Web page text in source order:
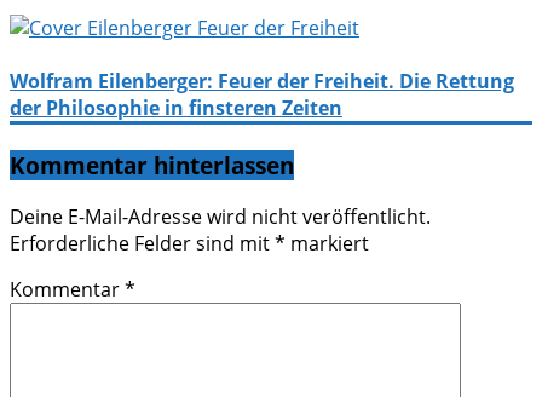
Wolfram Eilenberger: Feuer der Freiheit. Die Rettung
der Philosophie in finsteren Zeiten
Kommentar hinterlassen
Deine E-Mail-Adresse wird nicht veröffentlicht.
Erforderliche Felder sind mit* markiert
Kommentar*